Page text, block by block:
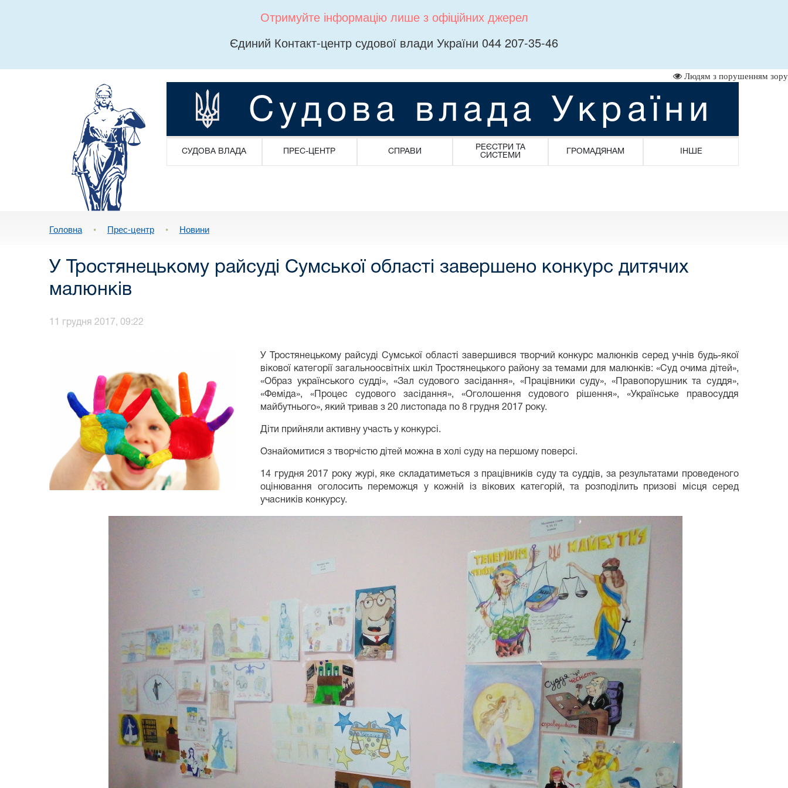
Отримуйте інформацію лише з офіційних джерел
Єдиний Контакт-центр судової влади України 044 207-35-46
Людям з порушенням зору
Судова влада України
СУДОВА ВЛАДА ПРЕС-ЦЕНТР СПРАВИ
РЕЄСТРИ ТА
СИСТЕМИ
ГРОМАДЯНАМ ІНШЕ
Головна • Прес-центр • Новини
У Тростянецькому райсуді Сумської області завершено конкурс дитячих
малюнків
11 грудня 2017, 09:22
У Тростянецькому райсуді Сумської області завершився творчий конкурс малюнків серед учнів будь-якої
вікової категорії загальноосвітніх шкіл Тростянецького району за темами для малюнків: «Суд очима дітей»,
«Образ українського судді», «Зал судового засідання», «Працівники суду», «Правопорушник та суддя»,
«Феміда», «Процес судового засідання», «Оголошення судового рішення», «Українське правосуддя
майбутнього», який тривав з 20 листопада по 8 грудня 2017 року.
Діти прийняли активну участь у конкурсі.
Ознайомитися з творчістю дітей можна в холі суду на першому поверсі.
14 грудня 2017 року журі, яке складатиметься з працівників суду та суддів, за результатами проведеного
оцінювання оголосить переможця у кожній із вікових категорій, та розподілить призові місця серед
учасників конкурсу.